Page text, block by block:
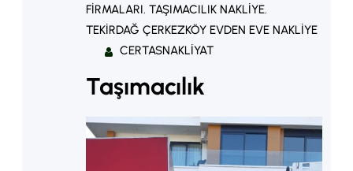
FIRMALARI, TAŞIMACILIK NAKLIYE
TEKIRDAĞ ÇERKEZKÖY EVDEN EVE NAKLIYE
CERTASNAKLIYAT
Taşımacılık